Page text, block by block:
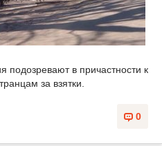
подозревают в причастности к
за взятки.
0